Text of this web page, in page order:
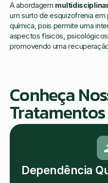
A abordagem
um surto de esquizofrenia
química, pois permite uma
aspectos físicos,
promovendo uma
Conheça
Tratamentos
Dependência